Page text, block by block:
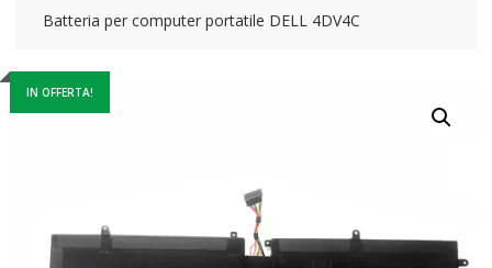
Batteria per computer portatile DELL 4DV4C
IN OFFERTA!